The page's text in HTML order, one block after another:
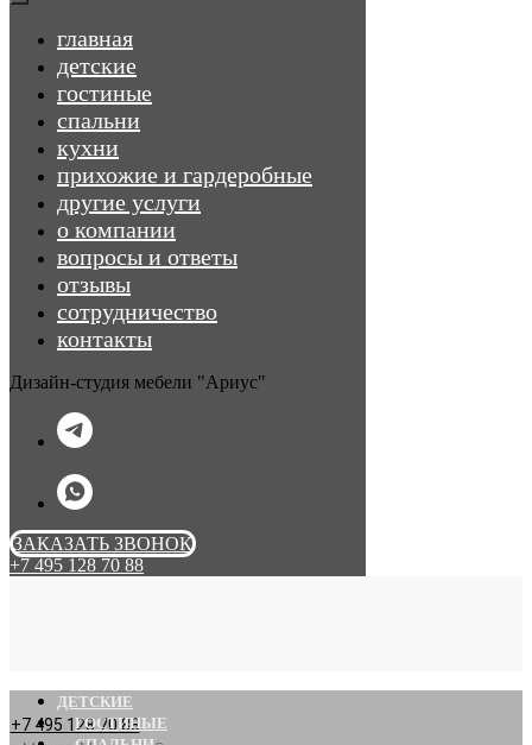
главная
детские
гостиные
спальни
кухни
прихожие и гардеробные
другие услуги
о компании
вопросы и ответы
отзывы
сотрудничество
контакты
Дизайн-студия мебели "Ариус"
ЗАКАЗАТЬ ЗВОНОК
+7 495 128 70 88
+7 495 128 70 88
ДЕТСКИЕ
ГОСТИНЫЕ